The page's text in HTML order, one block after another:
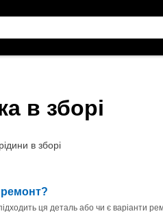
в зборі
в зборі
ремонт?
ця деталь або чи є варіанти